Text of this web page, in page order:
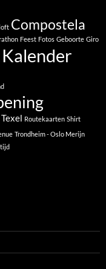
Compostela
Feest Fotos Geboorte Giro
Kalender
Routekaarten Shirt
Trondheim - Oslo Merijn